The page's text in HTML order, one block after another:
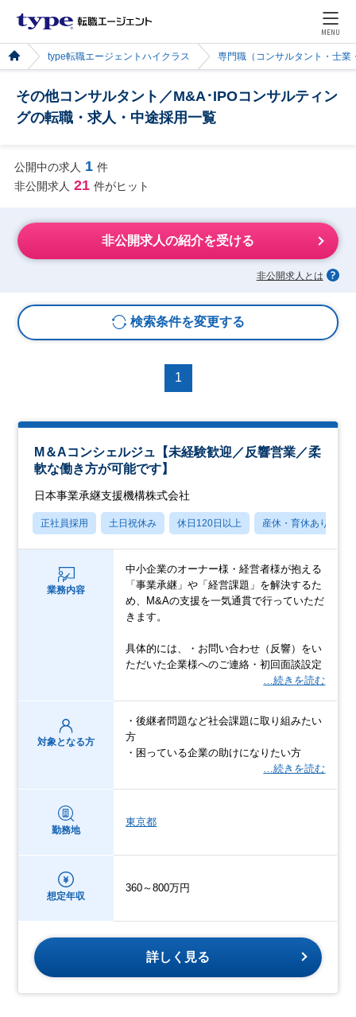
MENU
type転職エージェントハイクラス 専門職（コンサルタント・士業
その他コンサルタント／M&A･IPOコンサルティン
グの転職・求人・中途採用一覧
公開中の求人 1 件
非公開求人 21 件がヒット
非公開求人の紹介を受ける
非公開求人とは
検索条件を変更する
1
M＆Aコンシェルジュ【未経験歓迎／反響営業／柔
軟な働き方が可能です】
日本事業承継支援機構株式会社
正社員採用 土日祝休み 休日120日以上 産休・育休あり
業務内容
中小企業のオーナー様・経営者様が抱える
「事業承継」や「経営課題」を解決するた
め、M&Aの支援を一気通貫で行っていただ
きます。
具体的には、・お問い合わせ（反響）をい
ただいた企業様へのご連絡・初回面談設定
…続きを読む
対象となる方
・後継者問題など社会課題に取り組みたい
方
・困っている企業の助けになりたい方
…続きを読む
勤務地
東京都
想定年収
360～800万円
詳しく見る